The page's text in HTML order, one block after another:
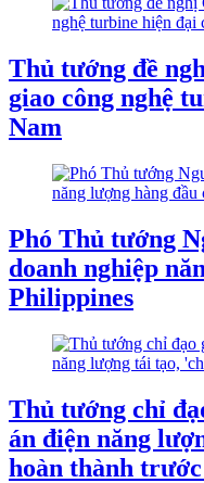
Thủ tướng đề
giao công nghệ
Nam
Phó Thủ tướng
doanh nghiệp
Philippines
Thủ tướng chỉ
án điện năng
hoàn thành